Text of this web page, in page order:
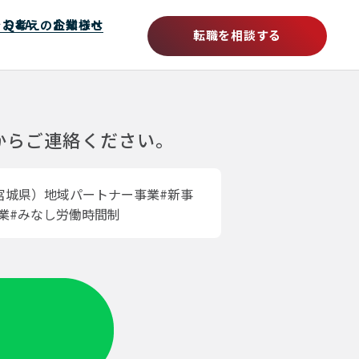
Q&A お知らせ
考えの企業様へ
転職を相談する
ご連絡ください。
県）地域パートナー事業#新事
#みなし労働時間制